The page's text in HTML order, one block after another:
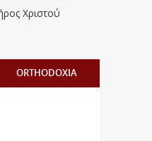
Χριστού
ORTHODOXIA